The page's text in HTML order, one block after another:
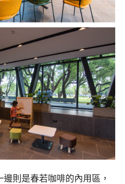
則是春若咖啡的內用區，